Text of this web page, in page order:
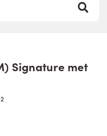
Signature met